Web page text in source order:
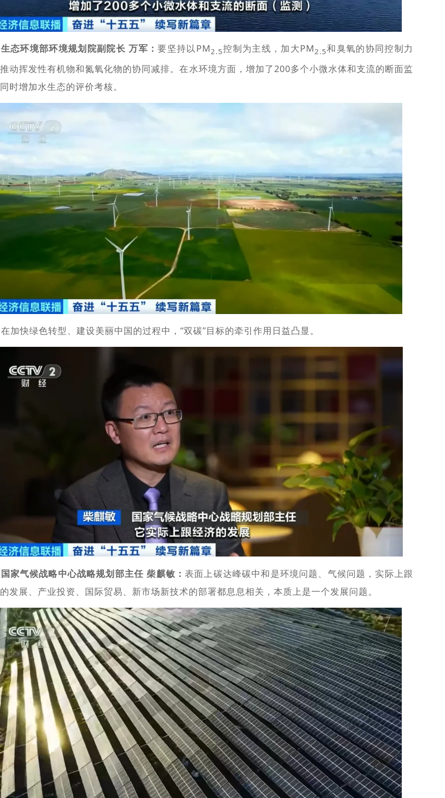
生态环境部环境规划院副院长 万军：要坚持以PM2.5控制为主线，加大PM2.5和臭氧的协同控制力
动挥发性有机物和氮氧化物的协同减排。在水环境方面，增加了200多个小微水体和支流的断面监
时增加水生态的评价考核。
在加快绿色转型、建设美丽中国的过程中，“双碳”目标的牵引作用日益凸显。
国家气候战略中心战略规划部主任 柴麒敏：表面上碳达峰碳中和是环境问题、气候问题，实际上跟
发展、产业投资、国际贸易、新市场新技术的部署都息息相关，本质上是一个发展问题。